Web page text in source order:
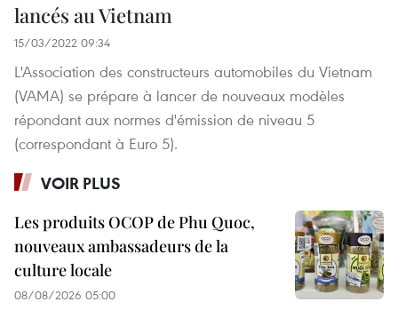
lancés au Vietnam
15/03/2022 09:34
L'Association des constructeurs automobiles du Vietnam
(VAMA) se prépare à lancer de nouveaux modèles
répondant aux normes d'émission de niveau 5
(correspondant à Euro 5).
VOIR PLUS
Les produits OCOP de Phu Quoc,
nouveaux ambassadeurs de la
culture locale
08/08/2026 05:00